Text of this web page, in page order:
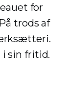
for
trods af
sin fritid.